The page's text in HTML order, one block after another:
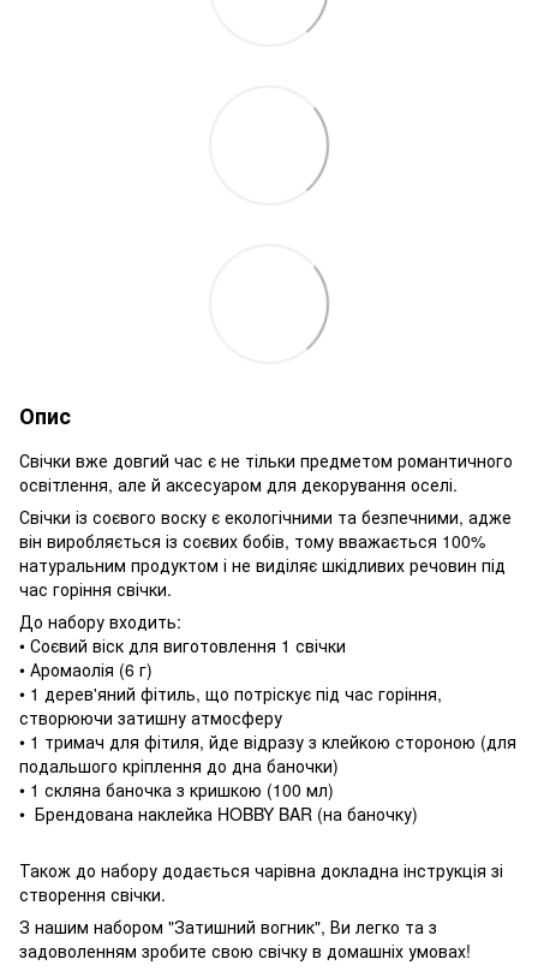
Опис
Свічки вже довгий час є не тільки предметом романтичного
освітлення, але й аксесуаром для декорування оселі.
Свічки із соєвого воску є екологічними та безпечними, адже
він виробляється із соєвих бобів, тому вважається 100%
натуральним продуктом і не виділяє шкідливих речовин під
час горіння свічки.
До набору входить:
• Соєвий віск для виготовлення 1 свічки
• Аромаолія (6 г)
• 1 дерев'яний фітиль, що потріскує під час горіння,
створюючи затишну атмосферу
• 1 тримач для фітиля, йде відразу з клейкою стороною (для
подальшого кріплення до дна баночки)
• 1 скляна баночка з кришкою (100 мл)
• Брендована наклейка HOBBY BAR (на баночку)
Також до набору додається чарівна докладна інструкція зі
створення свічки.
З нашим набором "Затишний вогник", Ви легко та з
задоволенням зробите свою свічку в домашніх умовах!